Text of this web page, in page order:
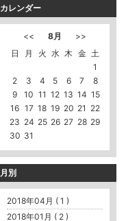
カレンダー
<< 8月
>>
日
月 火 水 木 金 土
1
2
3 4 5 6 7
8
9
10 11 12 13 14 15
16 17 18 19 20 21 22
23 24 25 26 27 28 29
30 31
月別
2018年04月 ( 1 )
2018年01月 ( 2 )